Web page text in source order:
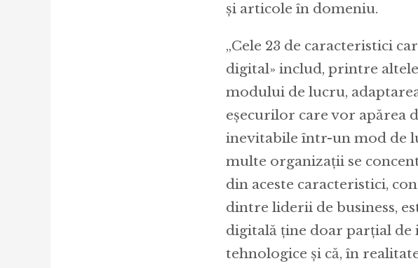
și articole în domeniu.
„Cele 23 de caracteristici
digital» includ, printre
modului de lucru,
eșecurilor care vor apărea
inevitabile într-un mod de
multe organizații se
din aceste caracteristici,
dintre liderii de business,
digitală ține doar parțial
tehnologice și că, în